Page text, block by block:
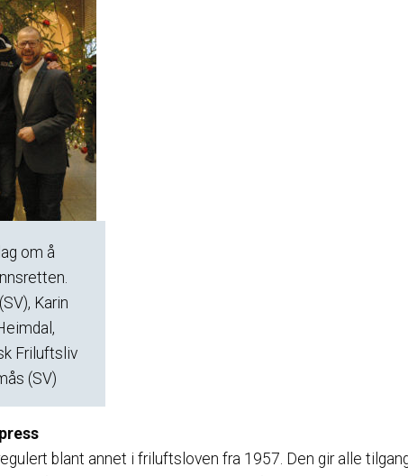
om å
Karin
Friluftsliv
(SV)
blant annet i friluftsloven fra 1957. Den gir alle